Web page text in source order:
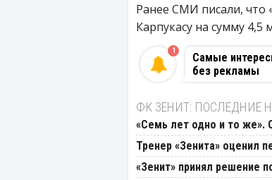
Ранее СМИ писали, что
Карпукасу на сумму
Самые
без рекламы
1
ФК ЗЕНИТ: ПОСЛЕДНИЕ
«Семь лет одно и то же».
Тренер «Зенита» оценил
«Зенит» принял решение